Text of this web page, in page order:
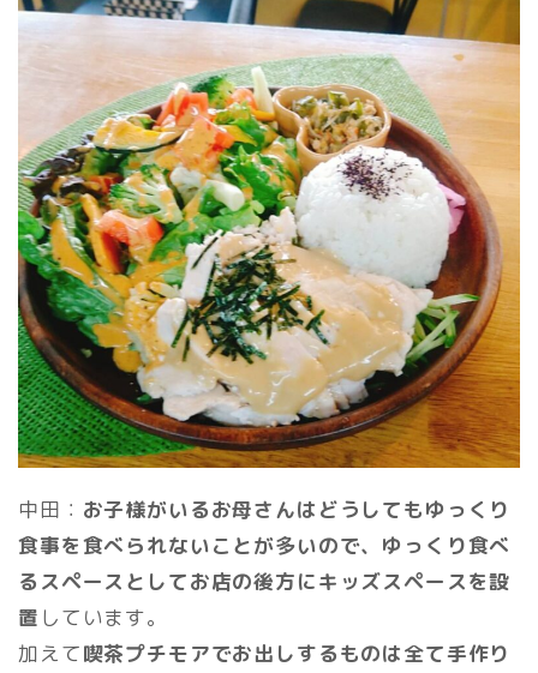
中田： お子様がいるお母さんはどうしてもゆっくり
食事を食べられないことが多いので、ゆっくり食べ
るスペースとしてお店の後方にキッズスペースを設
置 しています。
加えて喫茶プチモアでお出しするものは全て手作り